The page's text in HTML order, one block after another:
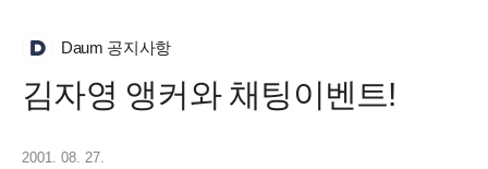
Daum 공지사항
김자영 앵커와 채팅이벤트!
2001. 08. 27.